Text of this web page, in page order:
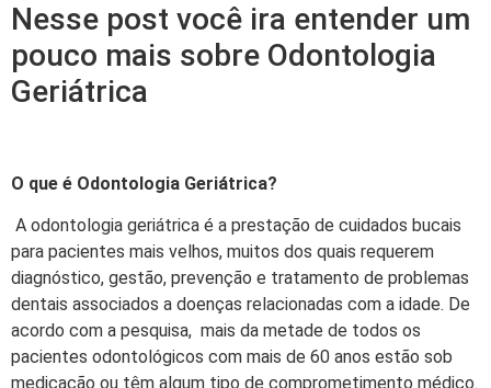
Nesse post você ira entender um
pouco mais sobre Odontologia
Geriátrica
O que é Odontologia Geriátrica?
A odontologia geriátrica é a prestação de cuidados bucais
para pacientes mais velhos, muitos dos quais requerem
diagnóstico, gestão, prevenção e tratamento de problemas
dentais associados a doenças relacionadas com a idade. De
acordo com a pesquisa, mais da metade de todos os
pacientes odontológicos com mais de 60 anos estão sob
medicação ou têm algum tipo de comprometimento médico.